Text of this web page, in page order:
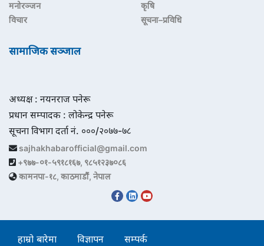
मनोरञ्जन
विचार
कृषि
सूचना–प्रविधि
सामाजिक सञ्जाल
अध्यक्ष : नयनराज पनेरू
प्रधान सम्पादक : लोकेन्द्र पनेरू
सूचना विभाग दर्ता नं. ०००/२०७७-७८
sajhakhabarofficial@gmail.com
+९७७-०१-५९१८१६७, ९८५१२३७०८६
कामनपा-१८, काठमाडौं, नेपाल
हाम्रो बारेमा विज्ञापन सम्पर्क